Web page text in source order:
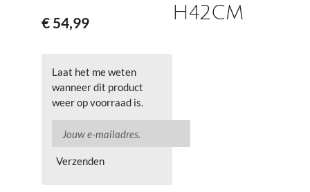
H42CM
€ 54,99
Laat het me weten
wanneer dit product
weer op voorraad is.
Verzenden